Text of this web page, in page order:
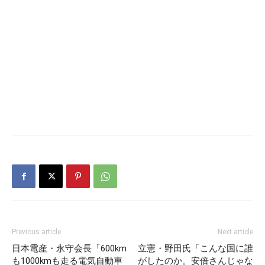
Previous article
日本電産・永守会長「600km
も1000kmも走る電気自動車
Next article
立憲・野田氏「こんな国に誰
がしたのか。安倍さんじゃな